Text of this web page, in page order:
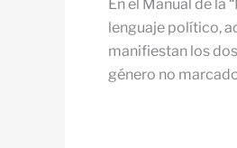
En el Manual de la
lenguaje político,
manifiestan los
género no